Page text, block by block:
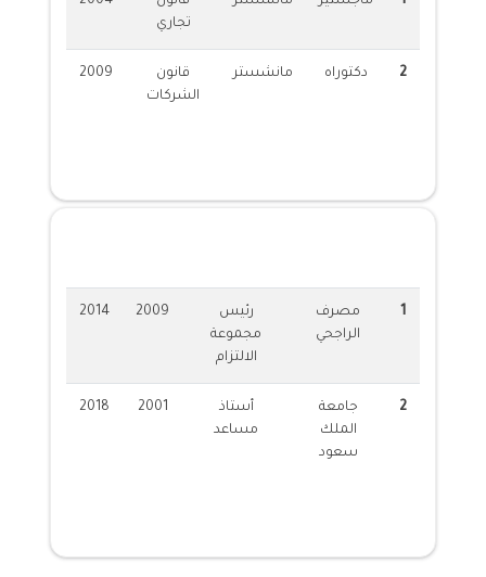
تجاري
دكتوراه مانشستر
قانون
الشركات
2009
مصرف
الراجحي
رئيس
مجموعة
الالتزام
2009
2014
جامعة
الملك
سعود
أستاذ
مساعد
2001
2018